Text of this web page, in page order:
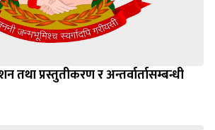
तथा प्रस्तुतीकरण र अन्तर्वार्तासम्बन्धी